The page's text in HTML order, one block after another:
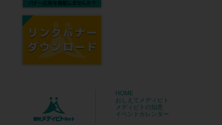
HOME
おしえてメディビト
メディビトの知恵
イベントカレンダー